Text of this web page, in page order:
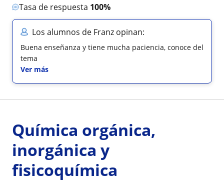
Tasa de respuesta 100%
Los alumnos de Franz opinan:
Buena enseñanza y tiene mucha paciencia, conoce del
tema
Ver más
Química orgánica,
inorgánica y
fisicoquímica